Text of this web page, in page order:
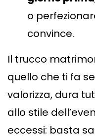
o
convince.
Il trucco
quello che ti fa
valorizza, dura
allo stile
eccessi: basta